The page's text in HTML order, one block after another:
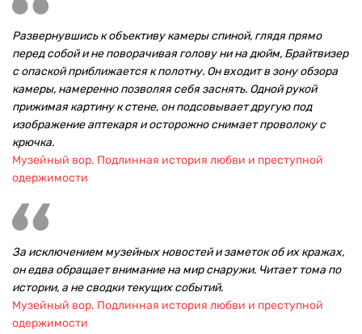
Развернувшись к объективу камеры спиной, глядя прямо
перед собой и не поворачивая голову ни на дюйм, Брайтвизер
с опаской приближается к полотну. Он входит в зону обзора
камеры, намеренно позволяя себя заснять. Одной рукой
прижимая картину к стене, он подсовывает другую под
изображение аптекаря и осторожно снимает проволоку с
крючка.
Музейный вор. Подлинная история любви и преступной
одержимости
За исключением музейных новостей и заметок об их кражах,
он едва обращает внимание на мир снаружи. Читает тома по
истории, а не сводки текущих событий.
Музейный вор. Подлинная история любви и преступной
одержимости